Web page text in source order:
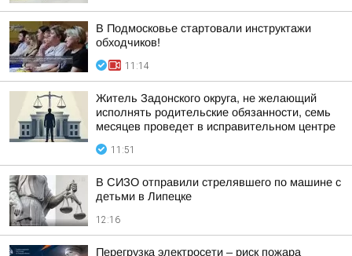
В Подмосковье стартовали инструктажи
обходчиков!
11:14
Житель Задонского округа, не желающий
исполнять родительские обязанности, семь
месяцев проведет в исправительном центре
11:51
В СИЗО отправили стрелявшего по машине с
детьми в Липецке
12:16
Перегрузка электросети – риск пожара